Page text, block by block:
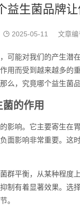
生菌品牌让
2025-05-11 文章编
可能对我们的产生潜
用而受到越来越多的
么，究竟哪个益生菌
的作用
影响。它主要寄生在
面影响非常重要。这
群平衡，从某种程度
制有着显著效果。选
。